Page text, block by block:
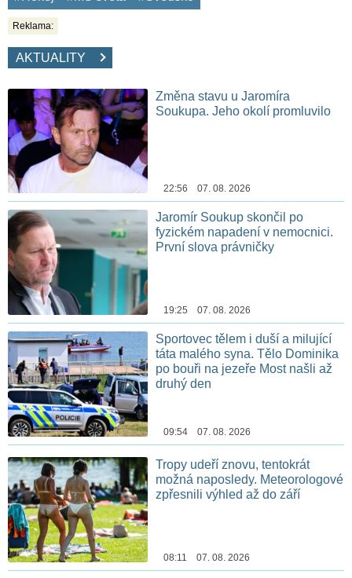
Reklama:
AKTUALITY
Změna stavu u Jaromíra
Soukupa. Jeho okolí promluvilo
22:56 07. 08. 2026
Jaromír Soukup skončil po
fyzickém napadení v nemocnici.
První slova právničky
19:25 07. 08. 2026
Sportovec tělem i duší a milující
táta malého syna. Tělo Dominika
po bouři na jezeře Most našli až
druhý den
09:54 07. 08. 2026
Tropy udeří znovu, tentokrát
možná naposledy. Meteorologové
zpřesnili výhled až do září
08:11 07. 08. 2026